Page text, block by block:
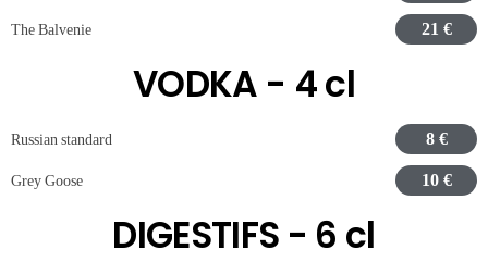
The Balvenie 21 €
VODKA - 4 cl
Russian standard 8 €
Grey Goose 10 €
DIGESTIFS - 6 cl